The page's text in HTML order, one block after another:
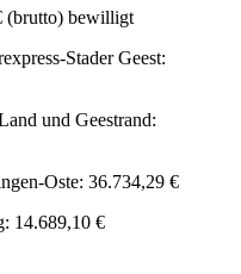
(brutto) bewilligt
Stader Geest:
Geestrand:
36.734,29 €
€